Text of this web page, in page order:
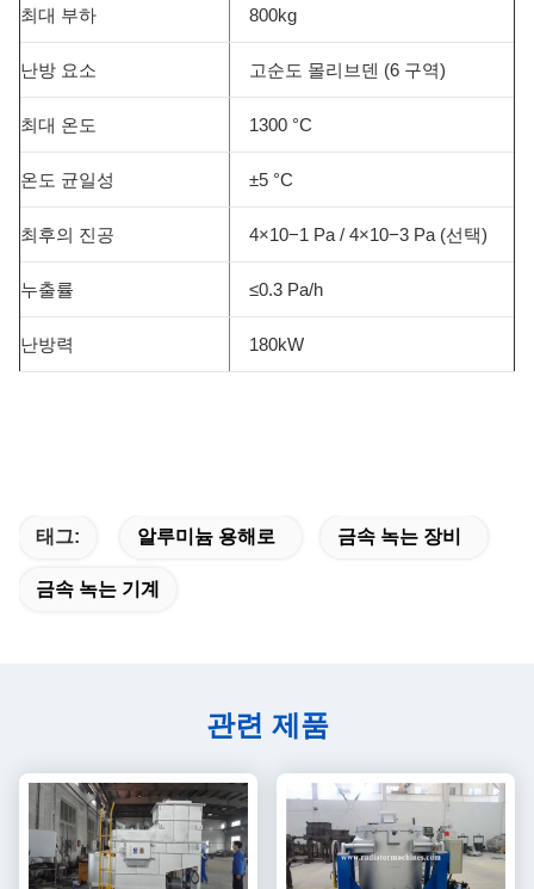
최대 부하 800kg
난방 요소 고순도 몰리브덴 (6 구역)
최대 온도 1300 °C
온도 균일성 ±5 °C
최후의 진공 4×10−1 Pa / 4×10−3 Pa (선택)
누출률 ≤0.3 Pa/h
난방력 180kW
태그: 알루미늄 용해로 금속 녹는 장비
금속 녹는 기계
관련 제품